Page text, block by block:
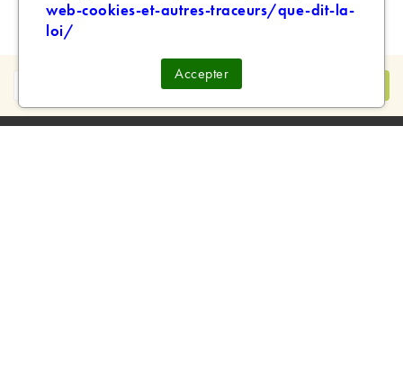
web-cookies-et-autres-traceurs/que-dit-la-
loi/
Accepter